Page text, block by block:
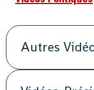
Autres